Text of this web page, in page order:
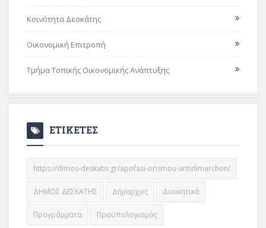
Κοινότητα Δεσκάτης
Οικονομική Επιτροπή
Τμήμα Τοπικής Οικονομικής Ανάπτυξης
ΕΤΙΚΕΤΕΣ
https://dimos-deskatis.gr/apofasi-orismou-antidimarchon/
ΔΗΜΟΣ ΔΕΣΚΑΤΗΣ Δήμαρχος Διοικητικά
Προγράμματα Προϋπολογισμός